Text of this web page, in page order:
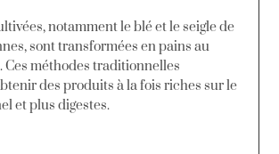
notamment le blé et le seigle de
sont transformées en pains au
. Ces méthodes traditionnelles
des produits à la fois riches sur le
et plus digestes.